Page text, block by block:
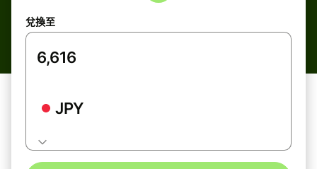
兌換至
JPY